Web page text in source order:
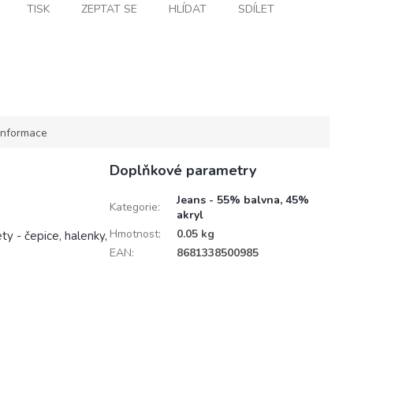
TISK ZEPTAT SE HLÍDAT SDÍLET
- čepice, halenky,
Doplňkové parametry
Kategorie:
Jeans - 55% balvna, 45%
akryl
Hmotnost:
0.05 kg
EAN: 8681338500985